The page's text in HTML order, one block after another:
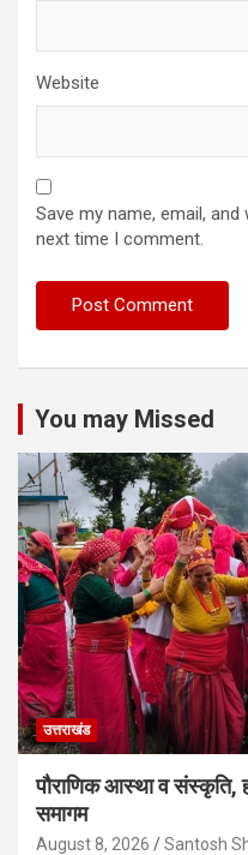
Website
Save my name, email,
next time I comment.
You may Missed
उत्तराखंड
पौराणिक आस्था व संस्कृति,
समागम
August 8, 2026 Santosh